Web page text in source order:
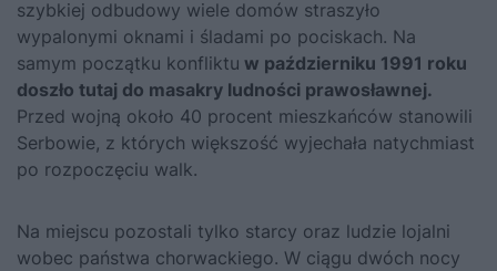
szybkiej odbudowy wiele domów straszyło
wypalonymi oknami i śladami po pociskach. Na
samym początku konfliktu w październiku 1991 roku
doszło tutaj do masakry ludności prawosławnej.
Przed wojną około 40 procent mieszkańców stanowili
Serbowie, z których większość wyjechała natychmiast
po rozpoczęciu walk.
Na miejscu pozostali tylko starcy oraz ludzie lojalni
wobec państwa chorwackiego. W ciągu dwóch nocy